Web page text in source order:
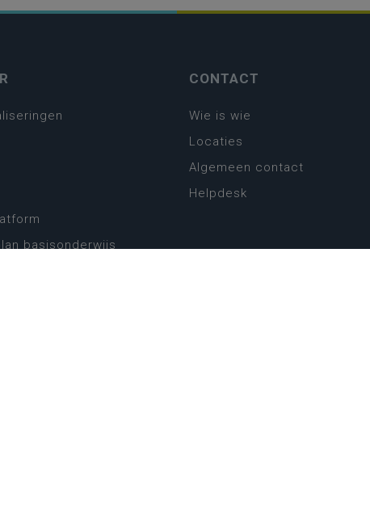
basisonderwijs
CONTACT
Wie is wie
Locaties
Algemeen contact
Helpdesk